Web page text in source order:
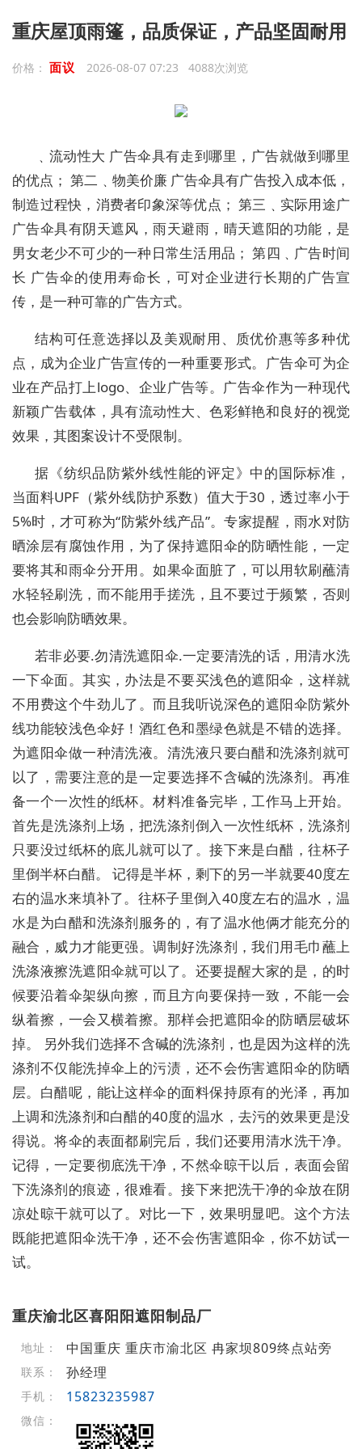
重庆屋顶雨篷，品质保证，产品坚固耐用
价格： 面议 2026-08-07 07:23 4088次浏览
﹑流动性大 广告伞具有走到哪里，广告就做到哪里
的优点； 第二﹑物美价廉 广告伞具有广告投入成本低，
制造过程快，消费者印象深等优点； 第三﹑实际用途广
广告伞具有阴天遮风，雨天避雨，晴天遮阳的功能，是
男女老少不可少的一种日常生活用品； 第四﹑广告时间
长 广告伞的使用寿命长，可对企业进行长期的广告宣
传，是一种可靠的广告方式。
结构可任意选择以及美观耐用、质优价惠等多种优
点，成为企业广告宣传的一种重要形式。广告伞可为企
业在产品打上logo、企业广告等。广告伞作为一种现代
新颖广告载体，具有流动性大、色彩鲜艳和良好的视觉
效果，其图案设计不受限制。
据《纺织品防紫外线性能的评定》中的国际标准，
当面料UPF（紫外线防护系数）值大于30，透过率小于
5%时，才可称为“防紫外线产品”。专家提醒，雨水对防
晒涂层有腐蚀作用，为了保持遮阳伞的防晒性能，一定
要将其和雨伞分开用。如果伞面脏了，可以用软刷蘸清
水轻轻刷洗，而不能用手搓洗，且不要过于频繁，否则
也会影响防晒效果。
若非必要.勿清洗遮阳伞.一定要清洗的话，用清水洗
一下伞面。其实，办法是不要买浅色的遮阳伞，这样就
不用费这个牛劲儿了。而且我听说深色的遮阳伞防紫外
线功能较浅色伞好！酒红色和墨绿色就是不错的选择。
为遮阳伞做一种清洗液。清洗液只要白醋和洗涤剂就可
以了，需要注意的是一定要选择不含碱的洗涤剂。再准
备一个一次性的纸杯。材料准备完毕，工作马上开始。
首先是洗涤剂上场，把洗涤剂倒入一次性纸杯，洗涤剂
只要没过纸杯的底儿就可以了。接下来是白醋，往杯子
里倒半杯白醋。 记得是半杯，剩下的另一半就要40度左
右的温水来填补了。往杯子里倒入40度左右的温水，温
水是为白醋和洗涤剂服务的，有了温水他俩才能充分的
融合，威力才能更强。调制好洗涤剂，我们用毛巾蘸上
洗涤液擦洗遮阳伞就可以了。还要提醒大家的是，的时
候要沿着伞架纵向擦，而且方向要保持一致，不能一会
纵着擦，一会又横着擦。那样会把遮阳伞的防晒层破坏
掉。 另外我们选择不含碱的洗涤剂，也是因为这样的洗
涤剂不仅能洗掉伞上的污渍，还不会伤害遮阳伞的防晒
层。白醋呢，能让这样伞的面料保持原有的光泽，再加
上调和洗涤剂和白醋的40度的温水，去污的效果更是没
得说。将伞的表面都刷完后，我们还要用清水洗干净。
记得，一定要彻底洗干净，不然伞晾干以后，表面会留
下洗涤剂的痕迹，很难看。接下来把洗干净的伞放在阴
凉处晾干就可以了。对比一下，效果明显吧。这个方法
既能把遮阳伞洗干净，还不会伤害遮阳伞，你不妨试一
试。
重庆渝北区喜阳阳遮阳制品厂
地址： 中国重庆 重庆市渝北区 冉家坝809终点站旁
联系： 孙经理
手机： 15823235987
微信：